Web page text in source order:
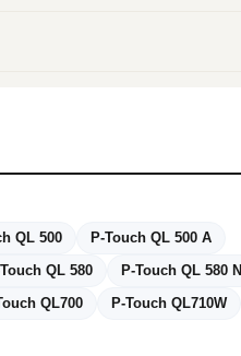
QL 500 P-Touch QL 500 A
QL 580 P-Touch QL 580 N
QL700 P-Touch QL710W